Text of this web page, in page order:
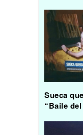
Sueca
“Baile